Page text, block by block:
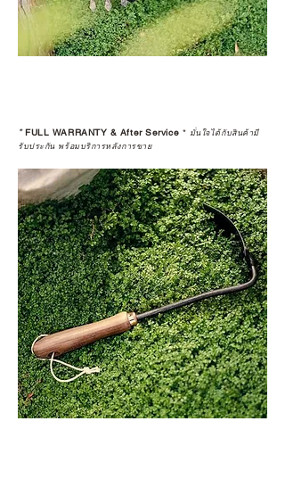
*FULL WARRANTY & After Service * มั่นใจได้กับสินค้ามี
รับประกัน พร้อมบริการหลังการขาย